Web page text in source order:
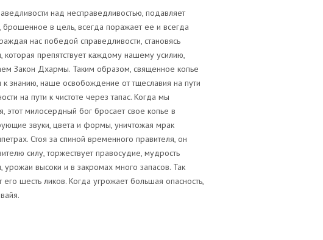
над несправедливостью, подавляет
в цель, всегда поражает ее и всегда
нас победой справедливости, становясь
препятствует каждому нашему усилию,
Закон Дхармы. Таким образом, священное копье
знанию, наше освобождение от тщеславия на пути
на пути к чистоте через тапас. Когда мы
этот милосердный бог бросает свое копье в
звуки, цвета и формы, уничтожая мрак
Стоя за спиной временного правителя, он
силу, торжествует правосудие, мудрость
высоки и в закромах много запасов. Так
шесть ликов. Когда угрожает большая опасность,